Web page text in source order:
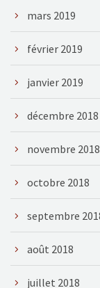
mars 2019
février 2019
janvier 2019
décembre 2018
novembre 2018
octobre 2018
septembre
août 2018
juillet 2018